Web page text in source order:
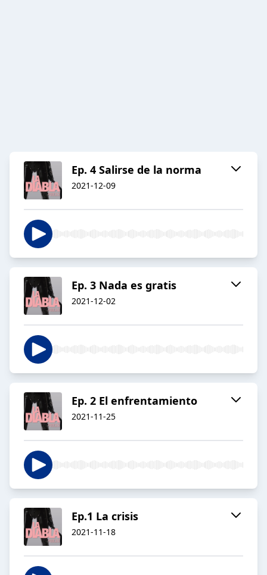
Ep. 4 Salirse de la norma
2021-12-09
Ep. 3 Nada es gratis
2021-12-02
Ep. 2 El enfrentamiento
2021-11-25
Ep.1 La crisis
2021-11-18